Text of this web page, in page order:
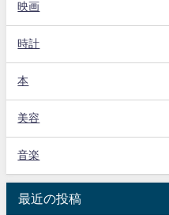
映画
時計
本
美容
音楽
最近の投稿